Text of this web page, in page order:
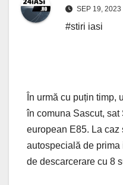
SEP 19, 2023
#stiri iasi
În urmă cu puțin timp,
în comuna Sascut, sat
european E85. La caz
autospecială de
de descarcerare cu 8